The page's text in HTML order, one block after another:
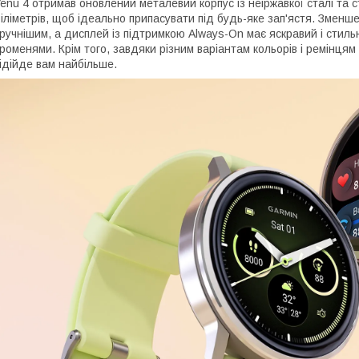
4 отримав оновлений металевий корпус із неіржавкої сталі
щоб ідеально припасувати під будь-яке зап'ястя.
а дисплей із підтримкою Always-On має яскравий і
Крім того, завдяки різним варіантам кольорів і
вам найбільше.